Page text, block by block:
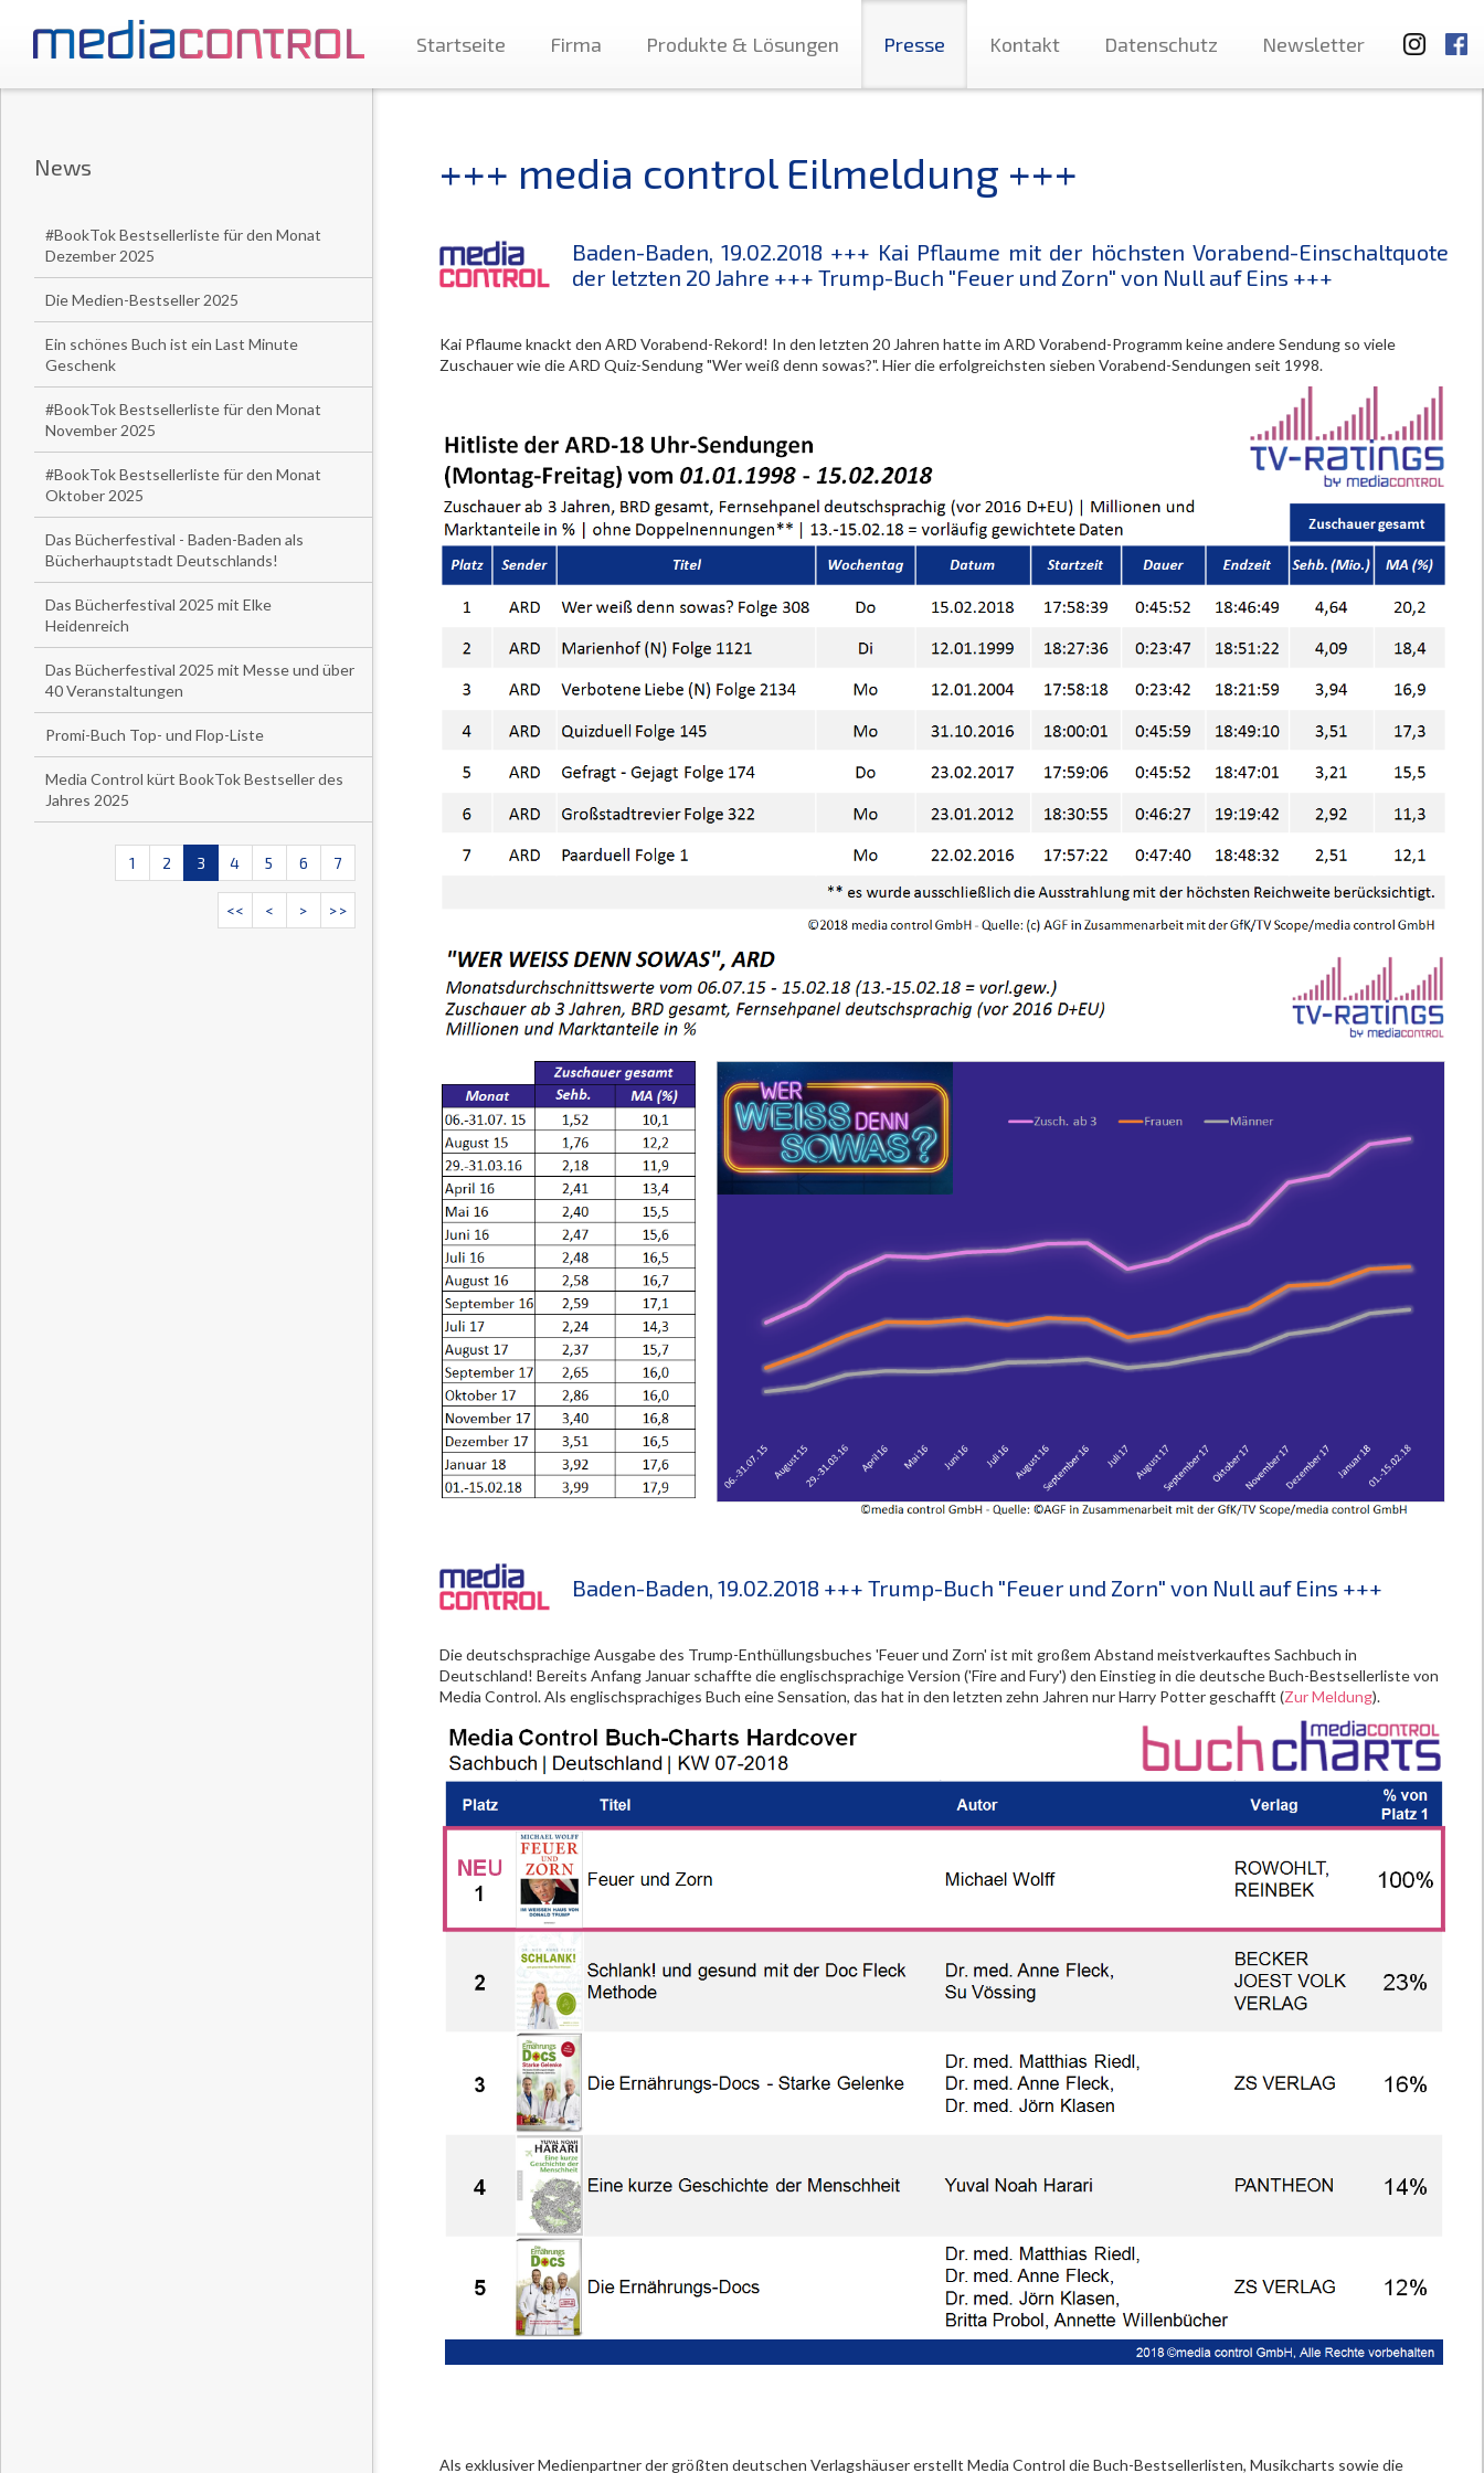
Startseite Firma Produkte & Lösungen Presse Kontakt Datenschutz Newsletter
News
#BookTok Bestsellerliste für den Monat
Dezember 2025
Die Medien-Bestseller 2025
Ein schönes Buch ist ein Last Minute
Geschenk
#BookTok Bestsellerliste für den Monat
November 2025
#BookTok Bestsellerliste für den Monat
Oktober 2025
Das Bücherfestival - Baden-Baden als
Bücherhauptstadt Deutschlands!
Das Bücherfestival 2025 mit Elke
Heidenreich
Das Bücherfestival 2025 mit Messe und über
40 Veranstaltungen
Promi-Buch Top- und Flop-Liste
Media Control kürt BookTok Bestseller des
Jahres 2025
1 2 3 4 5 6 7
<< < > >>
+++ media control Eilmeldung +++
Baden-Baden, 19.02.2018 +++ Kai Pflaume mit der höchsten Vorabend-Einschaltquote
der letzten 20 Jahre +++ Trump-Buch "Feuer und Zorn" von Null auf Eins +++
Kai Pflaume knackt den ARD Vorabend-Rekord! In den letzten 20 Jahren hatte im ARD Vorabend-Programm keine andere Sendung so viele
Zuschauer wie die ARD Quiz-Sendung "Wer weiß denn sowas?". Hier die erfolgreichsten sieben Vorabend-Sendungen seit 1998.
Baden-Baden, 19.02.2018 +++ Trump-Buch "Feuer und Zorn" von Null auf Eins +++
Die deutschsprachige Ausgabe des Trump-Enthüllungsbuches 'Feuer und Zorn' ist mit großem Abstand meistverkauftes Sachbuch in
Deutschland! Bereits Anfang Januar schaffte die englischsprachige Version ('Fire and Fury') den Einstieg in die deutsche Buch-Bestsellerliste von
Media Control. Als englischsprachiges Buch eine Sensation, das hat in den letzten zehn Jahren nur Harry Potter geschafft (Zur Meldung).
Als exklusiver Medienpartner der größten deutschen Verlagshäuser erstellt Media Control die Buch-Bestsellerlisten, Musikcharts sowie die